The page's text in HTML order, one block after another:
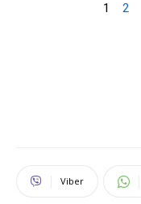
1 2
Viber